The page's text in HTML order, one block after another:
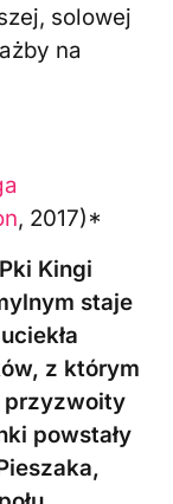
solowej
na
, 2017)*
Kingi
staje
z którym
przyzwoity
powstały